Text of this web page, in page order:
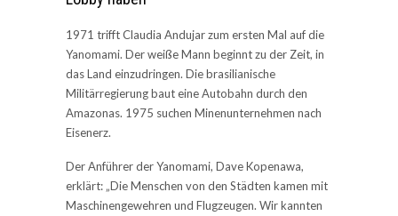
1971 trifft Claudia Andujar zum ersten Mal auf die
Yanomami. Der weiße Mann beginnt zu der Zeit, in
das Land einzudringen. Die brasilianische
Militärregierung baut eine Autobahn durch den
Amazonas. 1975 suchen Minenunternehmen nach
Eisenerz.
Der Anführer der Yanomami, Dave Kopenawa,
erklärt: „Die Menschen von den Städten kamen mit
Maschinengewehren und Flugzeugen. Wir kannten